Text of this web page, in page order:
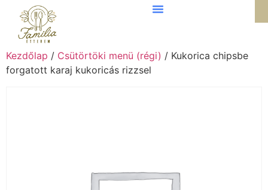
Kezdőlap / Csütörtöki menü (régi) / Kukorica chipsbe
forgatott karaj kukoricás rizzsel